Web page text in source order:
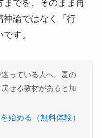
までを、そのまま再
神論ではなく「行
す。
っている人へ。夏の
せる教材があると加
始める（無料体験）